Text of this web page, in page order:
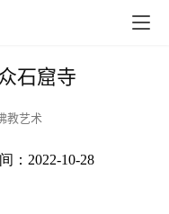
石窟寺
教艺术
：2022-10-28